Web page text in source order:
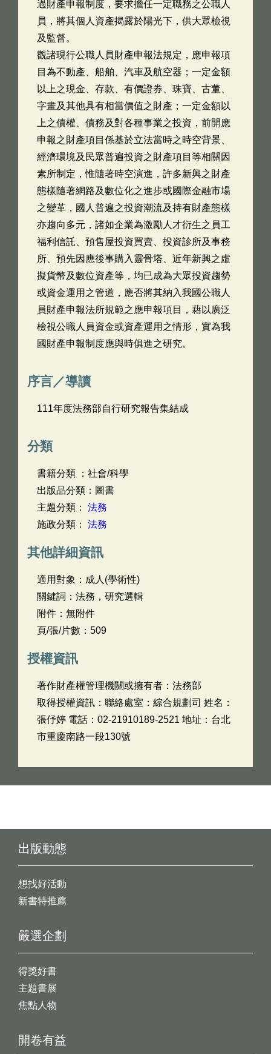
過財產申報制度，要求擔任一定職務之公職人
員，將其個人資產揭露於陽光下，供大眾檢視
及監督。
觀諸現行公職人員財產申報法規定，應申報項
目為不動產、船舶、汽車及航空器；一定金額
以上之現金、存款、有價證券、珠寶、古董、
字畫及其他具有相當價值之財產；一定金額以
上之債權、債務及對各種事業之投資，前開應
申報之財產項目係基於立法當時之時空背景、
經濟環境及民眾普遍投資之財產項目等相關因
素所制定，惟隨著時空演進，許多新興之財產
態樣隨著網路及數位化之進步或國際金融市場
之變革，國人普遍之投資潮流及持有財產態樣
亦趨向多元，諸如企業為激勵人才衍生之員工
福利信託、預售屋投資買賣、投資診所及事務
所、預先因應後事購入靈骨塔、近年新興之虛
擬貨幣及數位資產等，均已成為大眾投資趨勢
或資金運用之管道，應否將其納入我國公職人
員財產申報法所規範之應申報項目，藉以廣泛
檢視公職人員資金或資產運用之情形，實為我
國財產申報制度應與時俱進之研究。
序言／導讀
111年度法務部自行研究報告集結成
分類
書籍分類 ：社會/科學
出版品分類：圖書
主題分類： 法務
施政分類： 法務
其他詳細資訊
適用對象：成人(學術性)
關鍵詞：法務，研究選輯
附件：無附件
頁/張/片數：509
授權資訊
著作財產權管理機關或擁有者：法務部
取得授權資訊：聯絡處室：綜合規劃司 姓名：
張伃婷 電話：02-21910189-2521 地址：台北
市重慶南路一段130號
出版動態
想找好活動
新書特推薦
開卷有益
嚴選企劃
得獎好書
主題書展
焦點人物